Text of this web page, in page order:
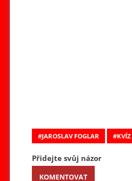
JAROSLAV FOGLAR KVÍZ
Přidejte svůj názor
KOMENTOVAT